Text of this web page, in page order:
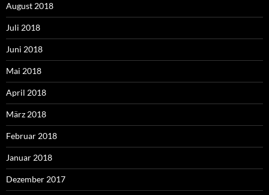
August 2018
Juli 2018
Juni 2018
Mai 2018
April 2018
März 2018
Februar 2018
Januar 2018
Dezember 2017